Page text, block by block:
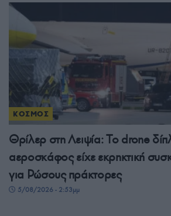
ΚΟΣΜΟΣ
Θρίλερ στη Λειψία: Το drone
αεροσκάφος είχε εκρηκτική
για Ρώσους πράκτορες
5/08/2026 - 2:53μμ